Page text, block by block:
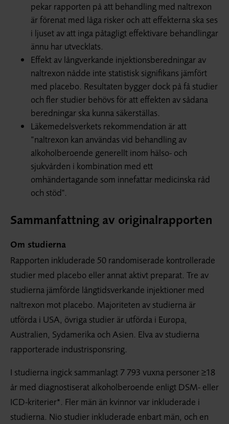
pekar rapporten på att behandling med naltrexon
är förenat med låga risker och att effekterna ska ses
i ljuset av att inga påtagligt effektivare behandlingar
ännu har utvecklats.
Effekt av långverkande injektionsberedningar av
naltrexon nådde inte statistisk signifikans jämfört
med placebo. Resultaten bygger dock på få studier
och fler studier behövs för att effekten av sådana
beredningar ska kunna säkerställas.
Läkemedelsverkets rekommendation är att
”naltrexon kan användas vid behandling av
alkoholberoende generellt inom hälso- och
sjukvården i kombination med ett
omhändertagande som innefattar medicinska råd
och stöd".
Sammanfattning av originalrapporten
Om studierna
Rapporten inkluderade 50 randomiserade kontrollerade
studier med placebo eller annat aktivt preparat. Tre av
studierna jämförde långtidsverkande injektioner med
naltrexon mot placebo. Majoriteten av studierna är
utförda i USA, övriga studier är utförda i Europa,
Australien, Sydamerika och Asien. Elva av studierna
rapporterade industrisponsring.
I studierna ingick sammanlagt 7 793 vuxna personer ≥18
år med diagnostiserat alkoholberoende enligt DSM- eller
ICD-kriterier*. Fler män än kvinnor var inkluderade i
studierna. Nio studier inkluderade enbart män, och en